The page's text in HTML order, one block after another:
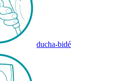
ducha-bidé